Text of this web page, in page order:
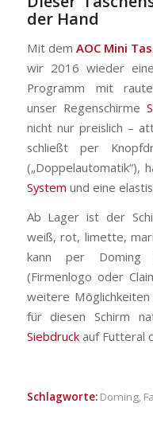
der Hand
Mit dem AOC Mini
wir 2016 wieder
Programm mit
unser Regenschirme
nicht nur preislich –
schließt per
(„Doppelautomatik“),
System und eine
Ab Lager ist der
weiß, rot, limette,
kann per Doming
(Firmenlogo oder
weitere
für diesen Schirm
Siebdruckauf Futteral
Schlagworte: Doming,